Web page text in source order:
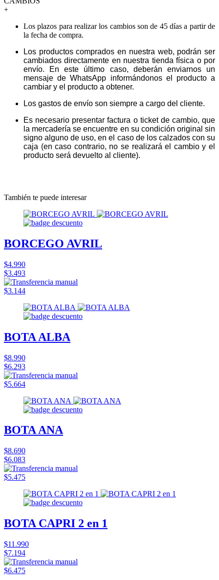
+
Los plazos para realizar los cambios son de 45 días a partir de
la fecha de compra.
Los productos comprados en nuestra web, podrán ser
cambiados directamente en nuestra tienda física o por
envío. En este último caso, deberán enviarnos un
mensaje de WhatsApp informándonos el producto a
cambiar y el producto a obtener.
Los gastos de envío son siempre a cargo del cliente.
Es necesario presentar factura o ticket de cambio, que
la mercadería se encuentre en su condición original sin
signo alguno de uso, en el caso de los calzados con su
caja (en caso contrario, no se realizará el cambio y el
producto será devuelto al cliente).
También te puede interesar
BORCEGO AVRIL
$4.990
$3.493
$3.144
BOTA ALBA
$8.990
$6.293
$5.664
BOTA ANA
$8.690
$6.083
$5.475
BOTA CAPRI 2 en 1
$11.990
$7.194
$6.475